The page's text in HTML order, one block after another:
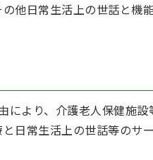
他日常生活上の世話と機
により、介護老人保健施
日常生活上の世話等のサ